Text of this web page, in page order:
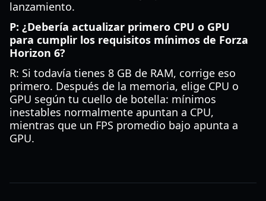
lanzamiento.
P: ¿Debería actualizar primero CPU o GPU
para cumplir los requisitos mínimos de Forza
Horizon 6?
R: Si todavía tienes 8 GB de RAM, corrige eso
primero. Después de la memoria, elige CPU o
GPU según tu cuello de botella: mínimos
inestables normalmente apuntan a CPU,
mientras que un FPS promedio bajo apunta a
GPU.